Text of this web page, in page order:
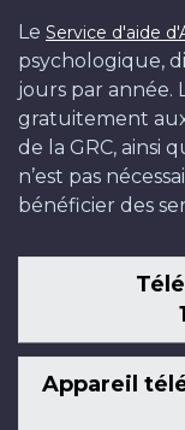
Le Service d'aide
psychologique,
jours par année.
gratuitement
de la GRC, ainsi
n’est pas
bénéficier des
Appareil